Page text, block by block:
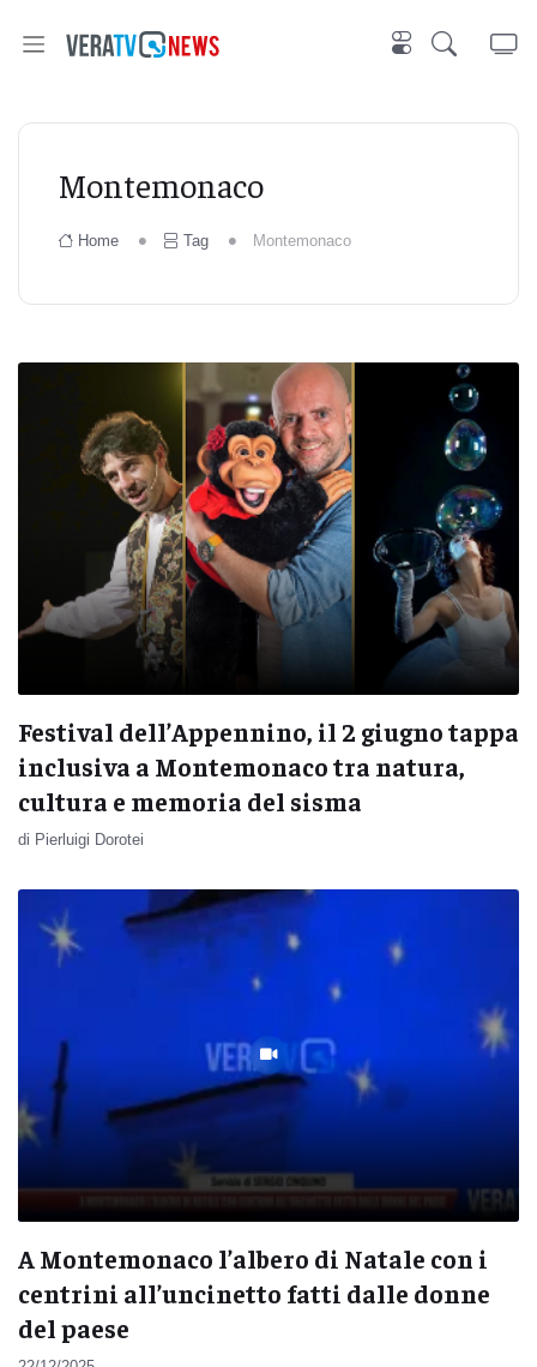
Montemonaco
Home Tag Montemonaco
Festival dell’Appennino, il 2 giugno tappa
inclusiva a Montemonaco tra natura,
cultura e memoria del sisma
di Pierluigi Dorotei
A Montemonaco l’albero di Natale con i
centrini all’uncinetto fatti dalle donne
del paese